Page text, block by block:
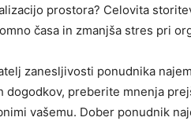
prostora? Celovita
časa in zmanjša stres pri
zanesljivosti ponudnika
preberite mnenja
vašemu. Dober ponudnik